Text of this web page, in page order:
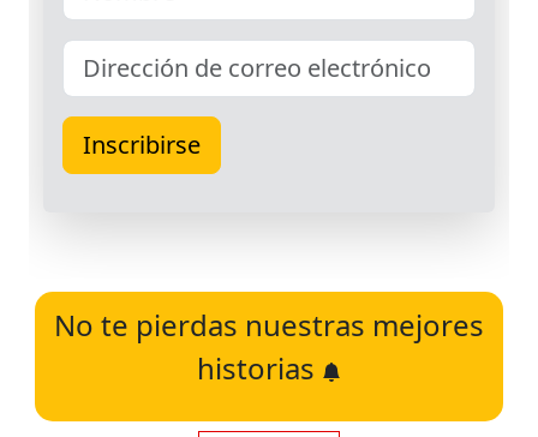
No te pierdas nuestras mejores
historias